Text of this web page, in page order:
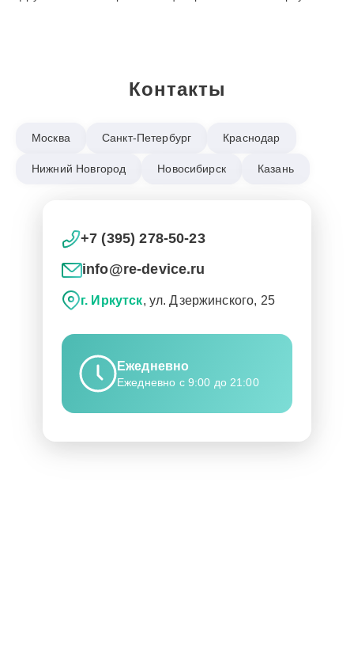
Контакты
Москва Санкт-Петербург Краснодар
Нижний Новгород Новосибирск Казань
+7 (395) 278-50-23
info@re-device.ru
г. Иркутск, ул. Дзержинского, 25
Ежедневно
Ежедневно с 9:00 до 21:00